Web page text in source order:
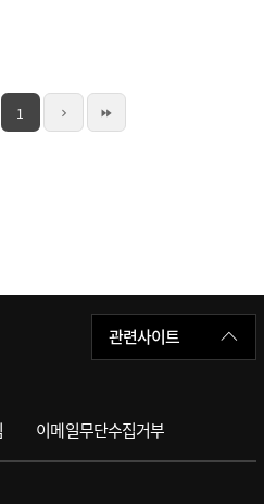
1
이메일무단수집거부
관련사이트